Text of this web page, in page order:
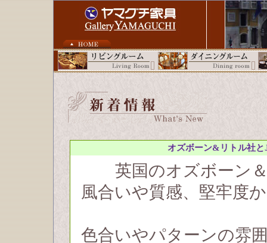
オズボーン&リトル社
英国のオズボーン
風合いや質感、堅牢度
色合いやパターンの雰